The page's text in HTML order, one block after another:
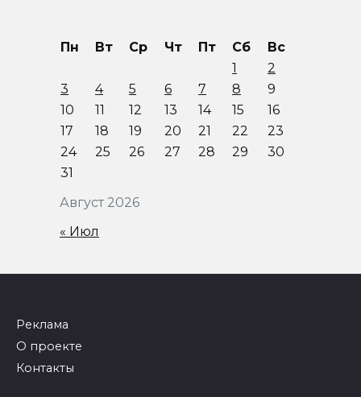
Август 2026
Пн Вт Ср Чт Пт Сб
Вс
1
2
3
4 5 6 7 8
9
10
11 12 13 14 15
16
17
18 19 20 21 22
23
24
25 26 27 28 29
30
31
« Июл
Реклама
О проекте
Контакты